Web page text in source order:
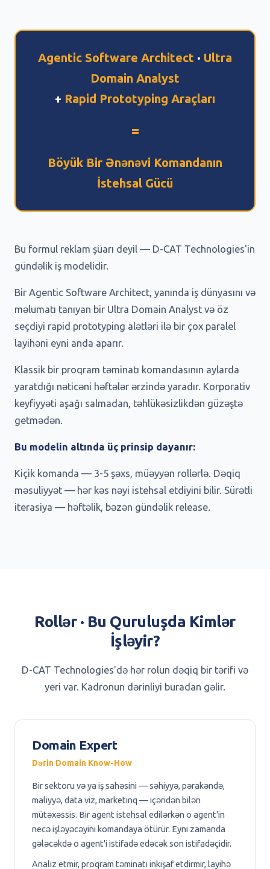
Agentic Software Architect · Ultra
Domain Analyst
+ Rapid Prototyping Araçları
=
Böyük Bir Ənənəvi Komandanın
İstehsal Gücü
Bu formul reklam şüarı deyil — D-CAT Technologies'in
gündəlik iş modelidir.
Bir Agentic Software Architect, yanında iş dünyasını və
məlumatı tanıyan bir Ultra Domain Analyst və öz
seçdiyi rapid prototyping alətləri ilə bir çox paralel
layihəni eyni anda aparır.
Klassik bir proqram təminatı komandasının aylarda
yaratdığı nəticəni həftələr ərzində yaradır. Korporativ
keyfiyyəti aşağı salmadan, təhlükəsizlikdən güzəştə
getmədən.
Bu modelin altında üç prinsip dayanır:
Kiçik komanda — 3-5 şəxs, müəyyən rollərlə. Dəqiq
məsuliyyət — hər kəs nəyi istehsal etdiyini bilir. Sürətli
iterasiya — həftəlik, bəzən gündəlik release.
Rollər · Bu Quruluşda Kimlər
İşləyir?
D-CAT Technologies'də hər rolun dəqiq bir tərifi və
yeri var. Kadronun dərinliyi buradan gəlir.
Domain Expert
Dərin Domain Know-How
Bir sektoru və ya iş sahəsini — səhiyyə, pərakəndə,
maliyyə, data viz, marketinq — içəridən bilən
mütəxəssis. Bir agent istehsal edilərkən o agent'in
necə işləyəcəyini komandaya ötürür. Eyni zamanda
gələcəkdə o agent'i istifadə edəcək son istifadəçidir.
Analiz etmir, proqram təminatı inkişaf etdirmir, layihə